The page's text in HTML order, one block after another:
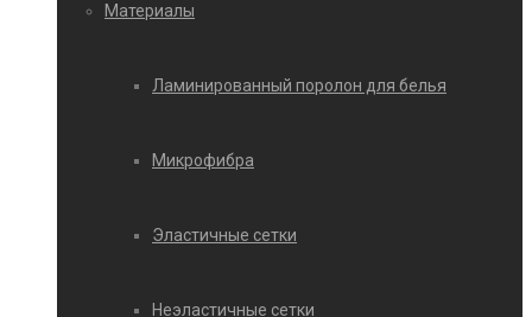
Материалы
Ламинированный поролон для белья
Микрофибра
Эластичные сетки
Неэластичные сетки